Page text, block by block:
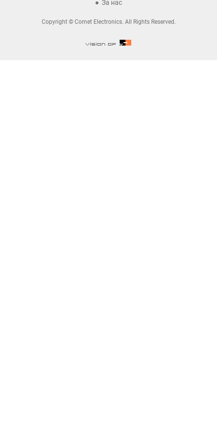
За нас
Copyright © Comet Electronics. All Rights Reserved.